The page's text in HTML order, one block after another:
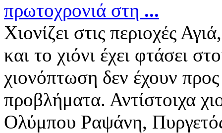
πρωτοχρονιά στη ...
Χιονίζει στις περιοχές
και το χιόνι έχει φτάσει
χιονόπτωση δεν έχουν
προβλήματα. Αντίστοιχα
Ολύμπου Ραψάνη,